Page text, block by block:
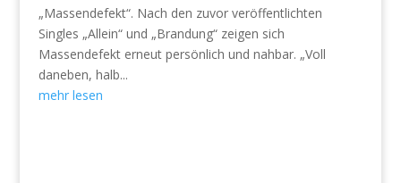
„Massendefekt“. Nach den zuvor veröffentlichten
Singles „Allein“ und „Brandung“ zeigen sich
Massendefekt erneut persönlich und nahbar. „Voll
daneben, halb...
mehr lesen